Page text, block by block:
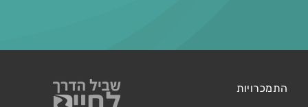
התמכרויות